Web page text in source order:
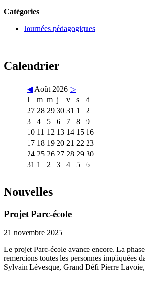
Catégories
Journées pédagogiques
Calendrier
◀ Août 2026 ▷
l
m m j v s
d
27 28 29 30 31 1
2
3
4 5 6 7 8
9
10 11 12 13 14 15 16
17 18 19 20 21 22 23
24 25 26 27 28 29 30
31 1 2 3 4 5 6
Nouvelles
Projet Parc-école
21 novembre 2025
Le projet Parc-école avance encore. La
remercions toutes les personnes impliquées
Sylvain Lévesque, Grand Défi Pierre